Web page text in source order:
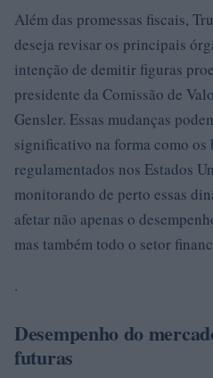
Além das promessas fiscais,
deseja revisar os principais
intenção de demitir figuras
presidente da Comissão de
Gensler. Essas mudanças
significativo na forma como os
regulamentados nos Estados
monitorando de perto essas
afetar não apenas o
mas também todo o setor
.
Desempenho do
futuras